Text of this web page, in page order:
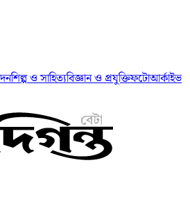
শিল্প ও সাহিত্যবিজ্ঞান ও প্রযুক্তিফটোআর্কাইভ